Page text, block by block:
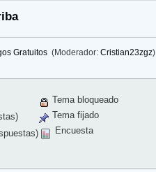
Gratuitos (Moderador:Cristian23zgz)
Tema bloqueado
Tema fijado
Encuesta